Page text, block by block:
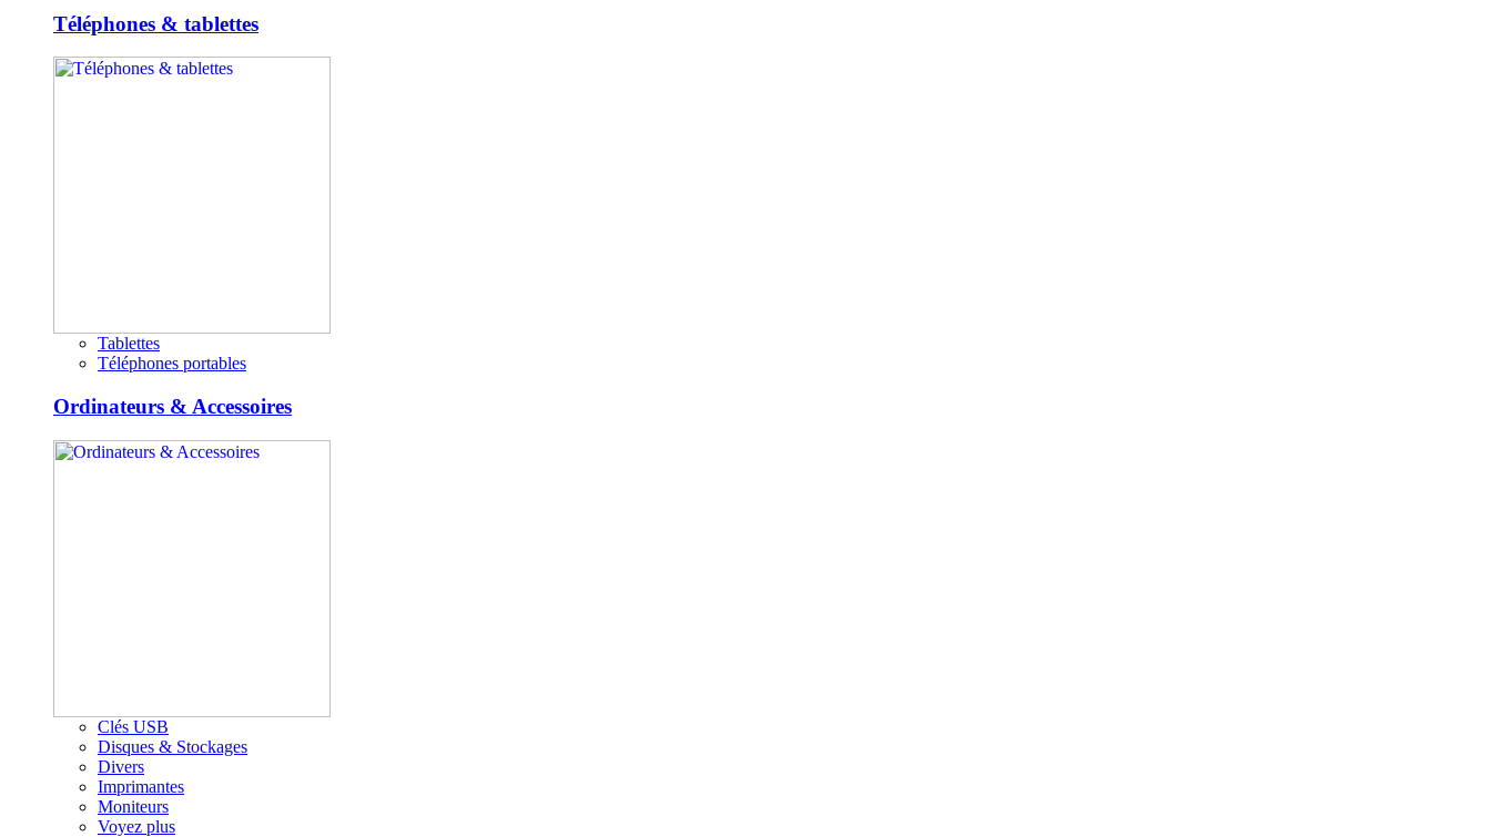
Téléphones & tablettes
Tablettes
Téléphones portables
Ordinateurs & Accessoires
Clés USB
Disques & Stockages
Divers
Imprimantes
Moniteurs
Voyez plus